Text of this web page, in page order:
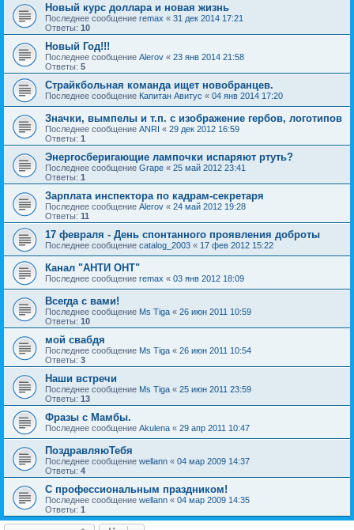
Новый курс доллара и новая жизнь
Последнее сообщение remax « 31 дек 2014 17:21
Ответы: 10
Новый Год!!!
Последнее сообщение Alerov « 23 янв 2014 21:58
Ответы: 5
Страйкбольная команда ищет новобранцев.
Последнее сообщение Капитан Авитус « 04 янв 2014 17:20
Значки, вымпелы и т.п. с изображение гербов, логотипов
Последнее сообщение ANRI « 29 дек 2012 16:59
Ответы: 1
Энергосберигающие лампочки испаряют ртуть?
Последнее сообщение Grape « 25 май 2012 23:41
Ответы: 1
Зарплата инспектора по кадрам-секретаря
Последнее сообщение Alerov « 24 май 2012 19:28
Ответы: 11
17 февраля - День спонтанного проявления доброты
Последнее сообщение catalog_2003 « 17 фев 2012 15:22
Канал "АНТИ ОНТ"
Последнее сообщение remax « 03 янв 2012 18:09
Всегда с вами!
Последнее сообщение Ms Tiga « 26 июн 2011 10:59
Ответы: 10
мой свабдя
Последнее сообщение Ms Tiga « 26 июн 2011 10:54
Ответы: 3
Наши встречи
Последнее сообщение Ms Tiga « 25 июн 2011 23:59
Ответы: 13
Фразы с Мамбы.
Последнее сообщение Akulena « 29 апр 2011 10:47
ПоздравляюТебя
Последнее сообщение wellann « 04 мар 2009 14:37
Ответы: 4
С профессиональным праздником!
Последнее сообщение wellann « 04 мар 2009 14:35
Ответы: 1